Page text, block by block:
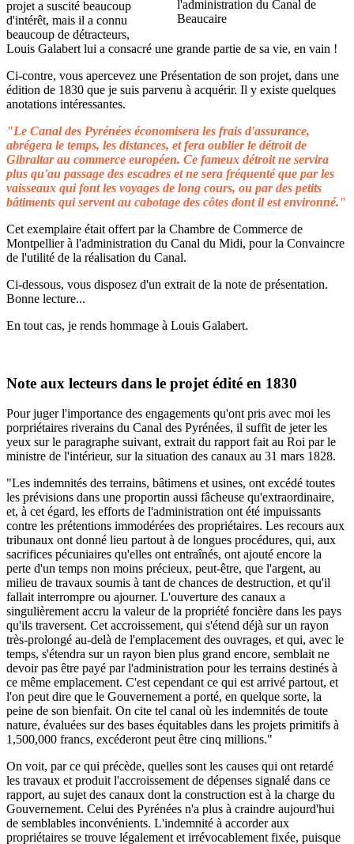
projet a suscité beaucoup
d'intérêt, mais il a connu
beaucoup de détracteurs,
Louis Galabert lui a consacré une grande partie de sa vie, en vain !
Ci-contre, vous apercevez une Présentation de son projet, dans une
édition de 1830 que je suis parvenu à acquérir. Il y existe quelques
anotations intéressantes.
"Le Canal des Pyrénées économisera les frais d'assurance,
abrégera le temps, les distances, et fera oublier le détroit de
Gibraltar au commerce européen. Ce fameux détroit ne servira
plus qu'au passage des escadres et ne sera fréquenté que par les
vaisseaux qui font les voyages de long cours, ou par des petits
bâtiments qui servent au cabotage des côtes dont il est environné."
Cet exemplaire était offert par la Chambre de Commerce de
Montpellier à l'administration du Canal du Midi, pour la Convaincre
de l'utilité de la réalisation du Canal.
Ci-dessous, vous disposez d'un extrait de la note de présentation.
Bonne lecture...
En tout cas, je rends hommage à Louis Galabert.
Note aux lecteurs dans le projet édité en 1830
Pour juger l'importance des engagements qu'ont pris avec moi les
porpriétaires riverains du Canal des Pyrénées, il suffit de jeter les
yeux sur le paragraphe suivant, extrait du rapport fait au Roi par le
ministre de l'intérieur, sur la situation des canaux au 31 mars 1828.
"Les indemnités des terrains, bâtimens et usines, ont excédé toutes
les prévisions dans une proportin aussi fâcheuse qu'extraordinaire,
et, à cet égard, les efforts de l'administration ont été impuissants
contre les prétentions immodérées des propriétaires. Les recours aux
tribunaux ont donné lieu partout à de longues procédures, qui, aux
sacrifices pécuniaires qu'elles ont entraînés, ont ajouté encore la
perte d'un temps non moins précieux, peut-être, que l'argent, au
milieu de travaux soumis à tant de chances de destruction, et qu'il
fallait interrompre ou ajourner. L'ouverture des canaux a
singulièrement accru la valeur de la propriété foncière dans les pays
qu'ils traversent. Cet accroissement, qui s'étend déjà sur un rayon
très-prolongé au-delà de l'emplacement des ouvrages, et qui, avec le
temps, s'étendra sur un rayon bien plus grand encore, semblait ne
devoir pas être payé par l'administration pour les terrains destinés à
ce même emplacement. C'est cependant ce qui est arrivé partout, et
l'on peut dire que le Gouvernement a porté, en quelque sorte, la
peine de son bienfait. On cite tel canal où les indemnités de toute
nature, évaluées sur des bases équitables dans les projets primitifs à
1,500,000 francs, excéderont peut être cinq millions."
On voit, par ce qui précède, quelles sont les causes qui ont retardé
les travaux et produit l'accroissement de dépenses signalé dans ce
rapport, au sujet des canaux dont la construction est à la charge du
Gouvernement. Celui des Pyrénées n'a plus à craindre aujourd'hui
de semblables inconvénients. L'indemnité à accorder aux
propriétaires se trouve légalement et irrévocablement fixée, puisque